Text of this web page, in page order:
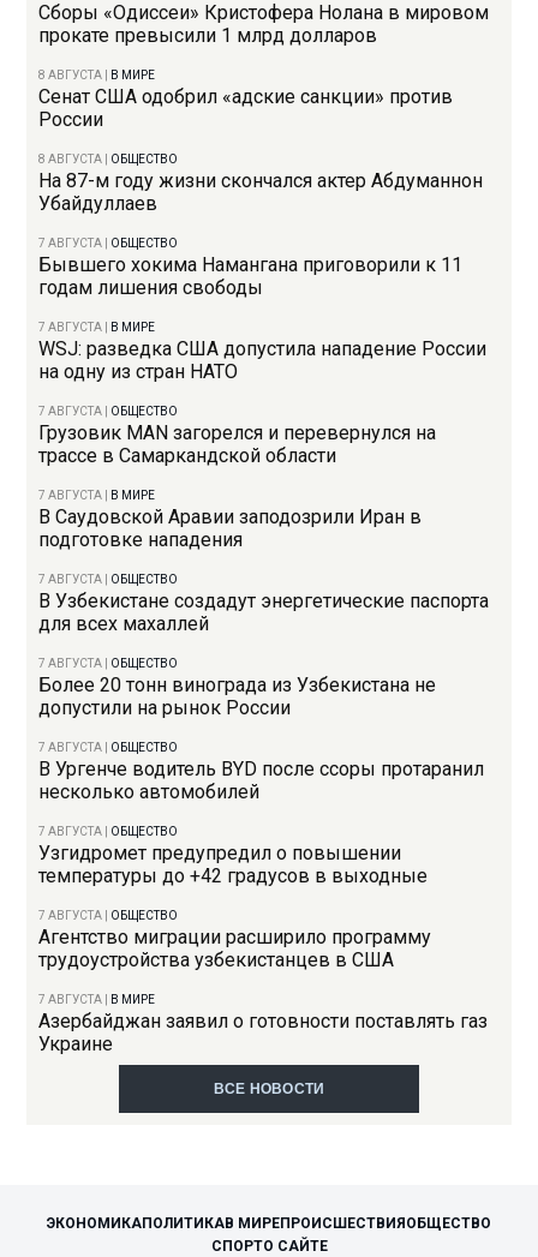
Сборы «Одиссеи» Кристофера Нолана в мировом
прокате превысили 1 млрд долларов
8 АВГУСТА В МИРЕ
Сенат США одобрил «адские санкции» против
России
8 АВГУСТА ОБЩЕСТВО
На 87-м году жизни скончался актер Абдуманнон
Убайдуллаев
7 АВГУСТА ОБЩЕСТВО
Бывшего хокима Намангана приговорили к 11
годам лишения свободы
7 АВГУСТА В МИРЕ
WSJ: разведка США допустила нападение России
на одну из стран НАТО
7 АВГУСТА ОБЩЕСТВО
Грузовик MAN загорелся и перевернулся на
трассе в Самаркандской области
7 АВГУСТА В МИРЕ
В Саудовской Аравии заподозрили Иран в
подготовке нападения
7 АВГУСТА ОБЩЕСТВО
В Узбекистане создадут энергетические паспорта
для всех махаллей
7 АВГУСТА ОБЩЕСТВО
Более 20 тонн винограда из Узбекистана не
допустили на рынок России
7 АВГУСТА ОБЩЕСТВО
В Ургенче водитель BYD после ссоры протаранил
несколько автомобилей
7 АВГУСТА ОБЩЕСТВО
Узгидромет предупредил о повышении
температуры до +42 градусов в выходные
7 АВГУСТА ОБЩЕСТВО
Агентство миграции расширило программу
трудоустройства узбекистанцев в США
7 АВГУСТА В МИРЕ
Азербайджан заявил о готовности поставлять газ
Украине
ВСЕ НОВОСТИ
ЭКОНОМИКАПОЛИТИКАВ МИРЕПРОИСШЕСТВИЯ ОБЩЕСТВО
СПОРТО САЙТЕ